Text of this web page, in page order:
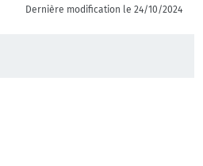
Dernière modification le 24/10/2024